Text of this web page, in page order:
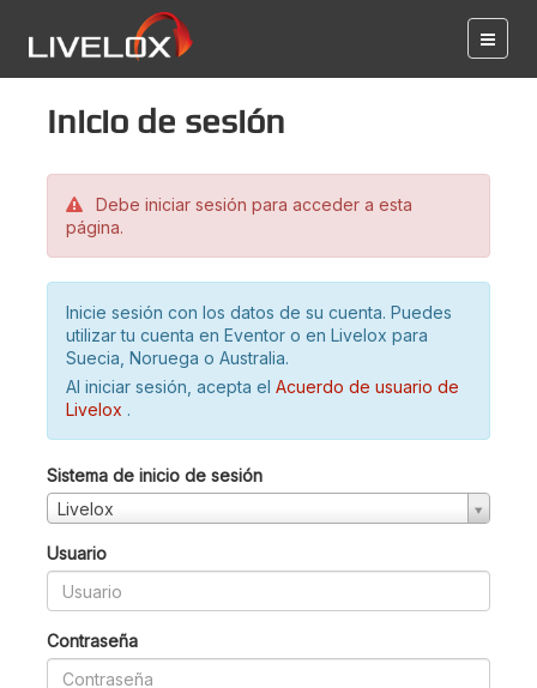
Inicio de sesión
Debe iniciar sesión para acceder a esta
página.
Inicie sesión con los datos de su cuenta. Puedes
utilizar tu cuenta en Eventor o en Livelox para
Suecia, Noruega o Australia.
Al iniciar sesión, acepta el Acuerdo de usuario de
Livelox .
Sistema de inicio de sesión
Livelox
Usuario
Contraseña